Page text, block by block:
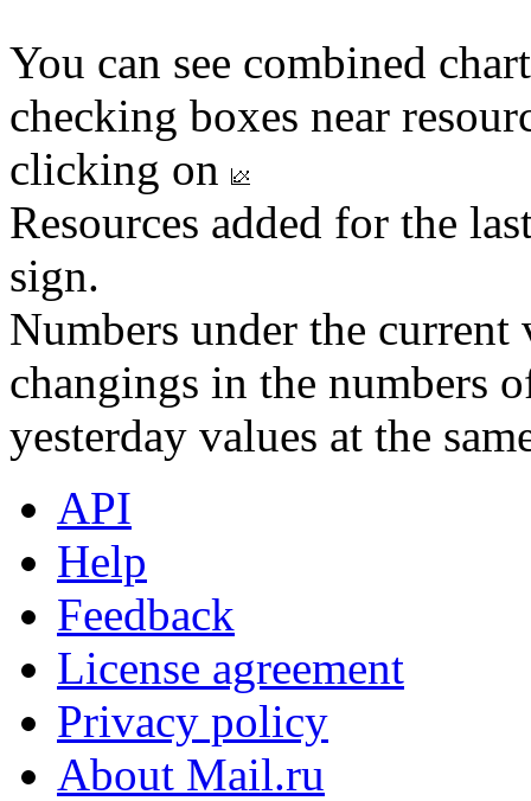
You can see combined
checking boxes near
clicking on
Resources added for the
sign.
Numbers under the
changings in the numbers
yesterday values at the
API
Help
Feedback
License agreement
Privacy policy
About Mail.ru